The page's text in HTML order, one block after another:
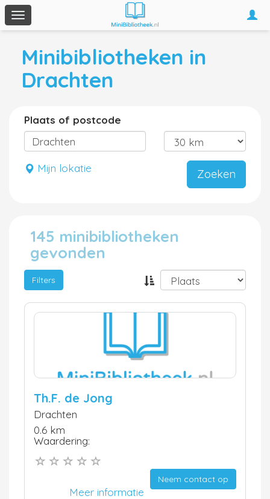
Toggle
navigation
Minibibliotheken in
Drachten
Plaats of postcode
Mijn lokatie Zoeken
145 minibibliotheken
gevonden
Filters
Th.F. de Jong
Drachten
0.6 km
Waardering:
Neem contact op
Meer informatie